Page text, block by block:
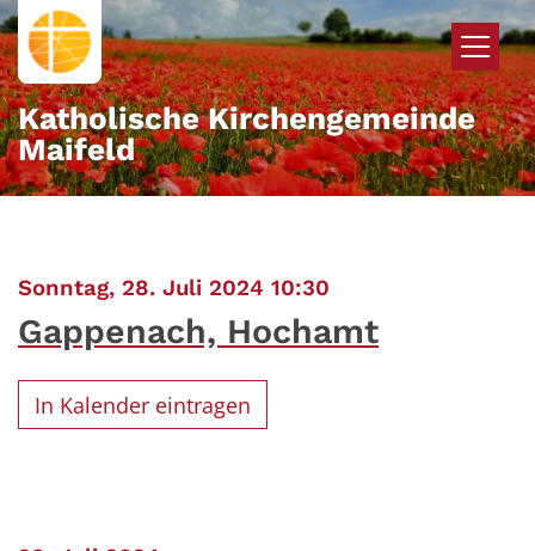
Zum Inhalt springen
Katholische Kirchengemeinde
Maifeld
Sonntag, 28. Juli 2024 10:30
Gappenach, Hochamt
In Kalender eintragen